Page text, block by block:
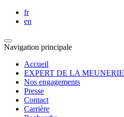
fr
en
Navigation principale
Accueil
EXPERT DE LA MEUNERIE
Nos engagements
Presse
Contact
Carrière